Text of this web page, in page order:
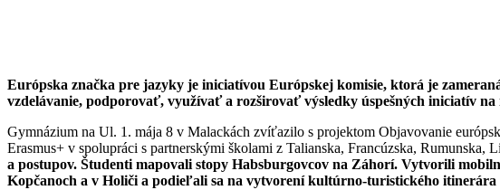
Európska značka pre jazyky je iniciatívou Európskej komisie, ktorá je
vzdelávanie, podporovať, využívať a rozširovať výsledky úspešných iniciatív
Gymnázium na Ul. 1. mája 8 v Malackách zvíťazilo s projektom Objavovanie
Erasmus+ v spolupráci s partnerskými školami z Talianska, Francúzska, Rumunska,
a postupov. Študenti mapovali stopy Habsburgovcov na Záhorí. Vytvorili
Kopčanoch a v Holiči a podieľali sa na vytvorení kultúrno-turistického